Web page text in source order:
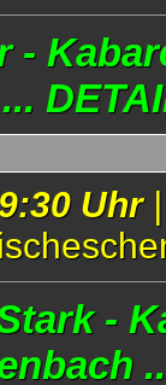
-
Uhr
-